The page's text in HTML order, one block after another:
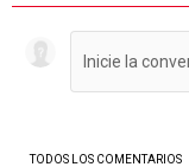
TODOS LOS COMENTARIOS